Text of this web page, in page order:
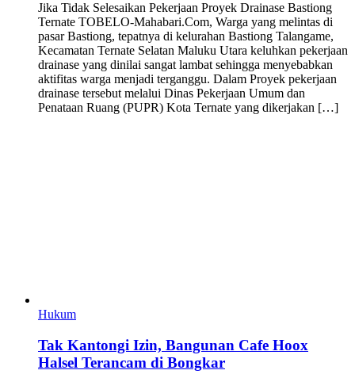
Jika Tidak Selesaikan Pekerjaan Proyek Drainase Bastiong
Ternate TOBELO-Mahabari.Com, Warga yang melintas di
pasar Bastiong, tepatnya di kelurahan Bastiong Talangame,
Kecamatan Ternate Selatan Maluku Utara keluhkan pekerjaan
drainase yang dinilai sangat lambat sehingga menyebabkan
aktifitas warga menjadi terganggu. Dalam Proyek pekerjaan
drainase tersebut melalui Dinas Pekerjaan Umum dan
Penataan Ruang (PUPR) Kota Ternate yang dikerjakan […]
Hukum
Tak Kantongi Izin, Bangunan Cafe Hoox
Halsel Terancam di Bongkar